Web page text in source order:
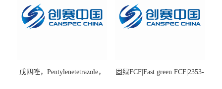
戊四唑，Pentylenetetrazole，
固绿FCF|Fast green FCF|2353-